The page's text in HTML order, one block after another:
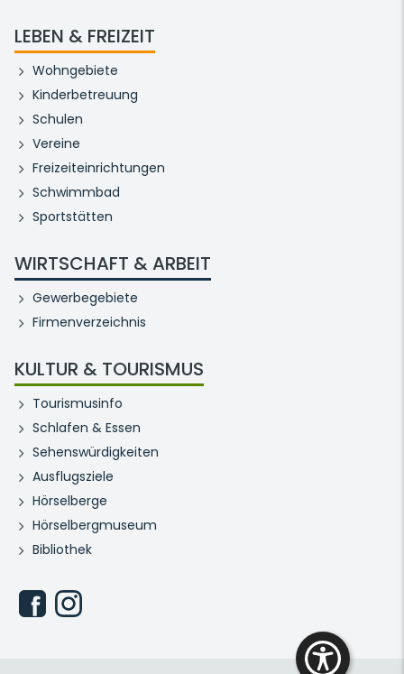
LEBEN & FREIZEIT
Wohngebiete
Kinderbetreuung
Schulen
Vereine
Freizeiteinrichtungen
Schwimmbad
Sportstätten
WIRTSCHAFT & ARBEIT
Gewerbegebiete
Firmenverzeichnis
KULTUR & TOURISMUS
Tourismusinfo
Schlafen & Essen
Sehenswürdigkeiten
Ausflugsziele
Hörselberge
Hörselbergmuseum
Bibliothek